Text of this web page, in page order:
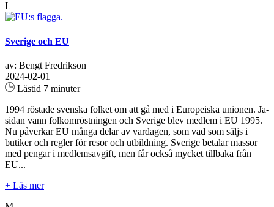
L
Sverige och EU
av: Bengt Fredrikson
2024-02-01
Lästid 7 minuter
1994 röstade svenska folket om att gå med i Europeiska unionen. Ja-
sidan vann folkomröstningen och Sverige blev medlem i EU 1995.
Nu påverkar EU många delar av vardagen, som vad som säljs i
butiker och regler för resor och utbildning. Sverige betalar massor
med pengar i medlemsavgift, men får också mycket tillbaka från
EU...
+ Läs mer